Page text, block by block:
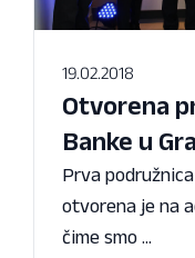
19.02.2018
Otvorena
Banke u
Prva
otvorena je na
čime smo ...